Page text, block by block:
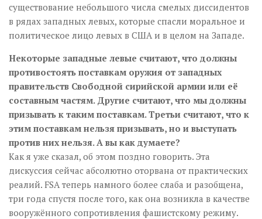
существование небольшого числа смелых диссидентов
в рядах западных левых, которые спасли моральное и
политическое лицо левых в США и в целом на Западе.
Некоторые западные левые считают, что должны
противостоять поставкам оружия от западных
правительств Свободной сирийской армии или её
составным частям. Другие считают, что мы должны
призывать к таким поставкам. Третьи считают, что к
этим поставкам нельзя призывать, но и выступать
против них нельзя. А вы как думаете?
Как я уже сказал, об этом поздно говорить. Эта
дискуссия сейчас абсолютно оторвана от практических
реалий. FSA теперь намного более слаба и разобщена,
три года спустя после того, как она возникла в качестве
вооружённого сопротивления фашистскому режиму.